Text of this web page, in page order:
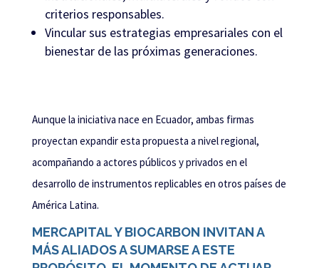
criterios responsables.
Vincular sus estrategias empresariales con el
bienestar de las próximas generaciones.
Aunque la iniciativa nace en Ecuador, ambas firmas
proyectan expandir esta propuesta a nivel regional,
acompañando a actores públicos y privados en el
desarrollo de instrumentos replicables en otros países de
América Latina.
MERCAPITAL Y BIOCARBON INVITAN A
MÁS ALIADOS A SUMARSE A ESTE